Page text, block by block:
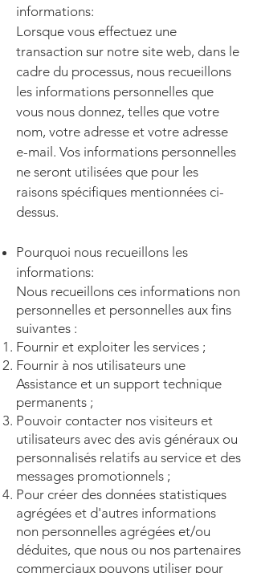
informations:
Lorsque vous effectuez une
transaction sur notre site web, dans le
cadre du processus, nous recueillons
les informations personnelles que
vous nous donnez, telles que votre
nom, votre adresse et votre adresse
e-mail. Vos informations personnelles
ne seront utilisées que pour les
raisons spécifiques mentionnées ci-
dessus.
Pourquoi nous recueillons les
informations:
Nous recueillons ces informations non
personnelles et personnelles aux fins
suivantes :
Fournir et exploiter les services ;
Fournir à nos utilisateurs une
Assistance et un support technique
permanents ;
Pouvoir contacter nos visiteurs et
utilisateurs avec des avis généraux ou
personnalisés relatifs au service et des
messages promotionnels ;
Pour créer des données statistiques
agrégées et d'autres informations
non personnelles agrégées et/ou
déduites, que nous ou nos partenaires
commerciaux pouvons utiliser pour